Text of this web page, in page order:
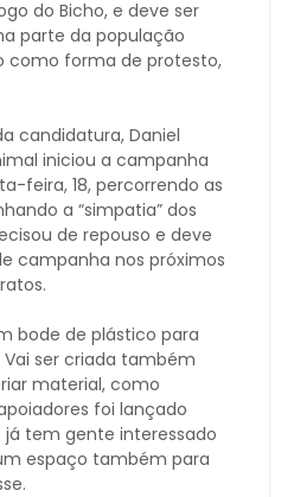
do Bicho, e deve ser
parte da população
como forma de protesto,
candidatura, Daniel
iniciou a campanha
feira, 18, percorrendo as
a “simpatia” dos
de repouso e deve
campanha nos próximos
bode de plástico para
ser criada também
material, como
foi lançado
tem gente interessado
espaço também para